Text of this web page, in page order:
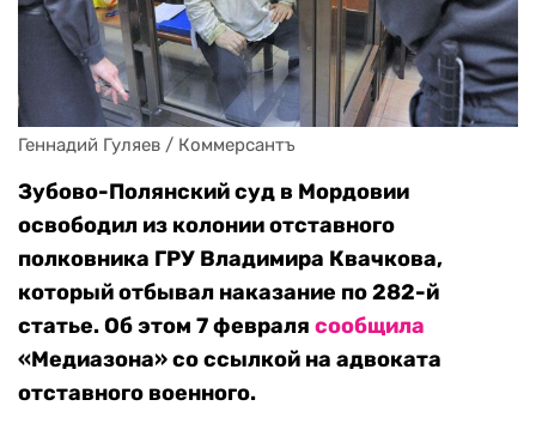
Геннадий Гуляев / Коммерсантъ
Зубово-Полянский суд в Мордовии
освободил из колонии отставного
полковника ГРУ Владимира Квачкова,
который отбывал наказание по 282-й
статье. Об этом 7 февраля сообщила
«Медиазона» со ссылкой на адвоката
отставного военного.